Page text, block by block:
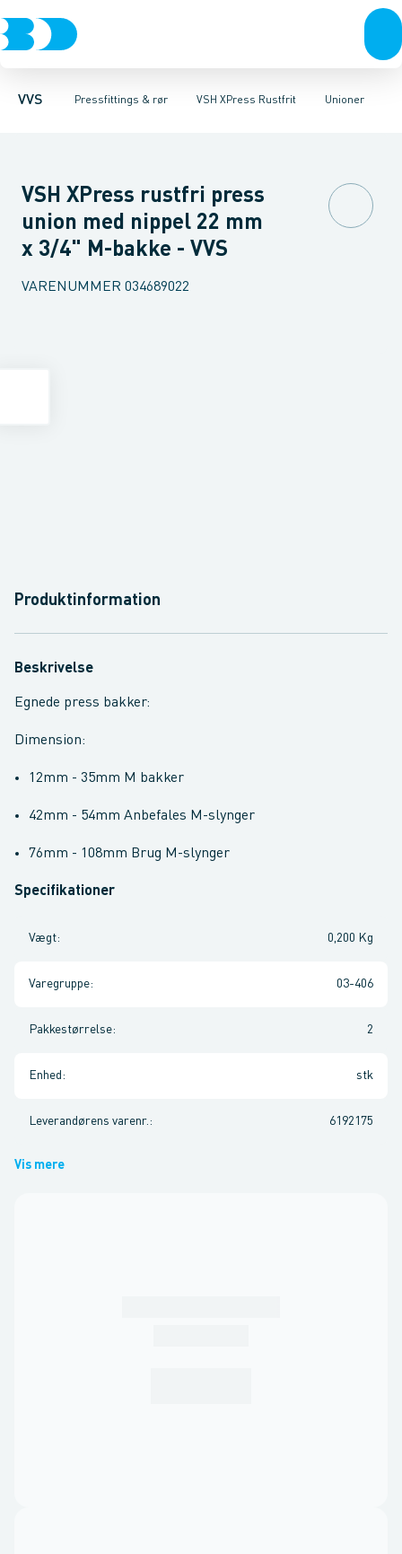
VVS Pressfittings & rør
Rør & fittingsPressfittings & rørKuglehaner & ventilerAfløb
VSH XPress Rustfrit
Nirosan RustfritNirosan Industry RustfritAltech FZVSH
Unioner
RørBøjningerVinklerT-stykkerOvergangeMuffer Skydemuffer
VSH XPress rustfri press
union med nippel 22 mm
x 3/4" M-bakke - VVS
VARENUMMER 034689022
Produktinformation
Beskrivelse
Egnede press bakker:
Dimension:
12mm - 35mm M bakker
42mm - 54mm Anbefales M-slynger
76mm - 108mm Brug M-slynger
Specifikationer
Vægt: 0,200 Kg
Varegruppe: 03-406
Pakkestørrelse: 2
Enhed : stk
Leverandørens varenr. : 6192175
Vis mere